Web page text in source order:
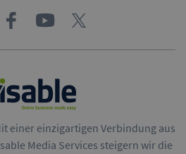
einer einzigartigen Verbindung aus
Media Services steigern wir die